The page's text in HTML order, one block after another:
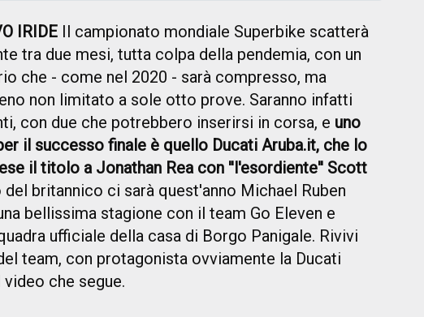
IRIDE Il campionato mondiale Superbike scatterà
tra due mesi, tutta colpa della pendemia, con un
che - come nel 2020 - sarà compresso, ma
non limitato a sole otto prove. Saranno infatti
con due che potrebbero inserirsi in corsa, e uno
il successo finale è quello Ducati Aruba.it, che lo
il titolo a Jonathan Rea con ''l'esordiente'' Scott
del britannico ci sarà quest'anno Michael Ruben
bellissima stagione con il team Go Eleven e
ufficiale della casa di Borgo Panigale. Rivivi
team, con protagonista ovviamente la Ducati
video che segue.